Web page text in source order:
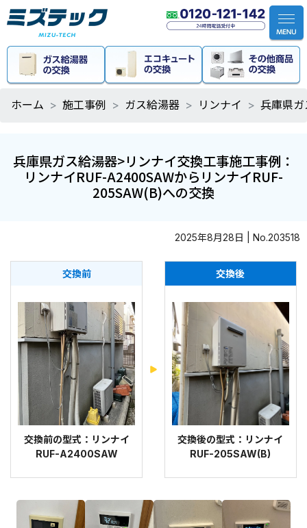
ホーム 施工事例 ガス給湯器 リンナイ 兵庫県
兵庫県ガス給湯器>リンナイ交換工事施工事例：
リンナイRUF-A2400SAWからリンナイRUF-
205SAW(B)への交換
2025年8月28日 | No.203518
交換前
交換前の型式：リンナイ
RUF-A2400SAW
交換後
交換後の型式：リンナイ
RUF-205SAW(B)